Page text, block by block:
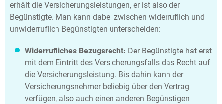
erhält die Versicherungsleistungen, er ist also der
Begünstigte. Man kann dabei zwischen widerruflich und
unwiderruflich Begünstigten unterscheiden:
Widerrufliches Bezugsrecht: Der Begünstigte hat erst
mit dem Eintritt des Versicherungsfalls das Recht auf
die Versicherungsleistung. Bis dahin kann der
Versicherungsnehmer beliebig über den Vertrag
verfügen, also auch einen anderen Begünstigen